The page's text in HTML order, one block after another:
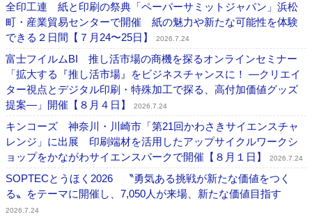
全印工連 紙と印刷の祭典「ペーパーサミットジャパン」浜松
町・産業貿易センターで開催 紙の魅力や新たな可能性を体験
できる２日間【７月24〜25日】
2026.7.24
富士フイルムBI 推し活市場の商機を探るオンラインセミナー
「拡大する『推し活市場』をビジネスチャンスに！ ―クリエイ
ター視点とデジタル印刷・特殊加工で探る、高付加価値グッズ
提案―」開催【８月４日】
2026.7.24
キンコーズ 神奈川・川崎市「第21回かわさきサイエンスチャ
レンジ」に出展 印刷端材を活用したアップサイクルワークシ
ョップをかながわサイエンスパークで開催【８月１日】
2026.7.24
SOPTECとうほく2026 〝勇気ある挑戦が新たな価値をつく
る〟をテーマに開催し、7,050人が来場、新たな価値目指す
2026.7.24